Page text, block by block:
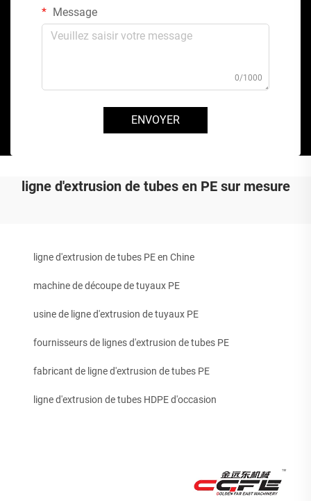
Message
0/1000
ENVOYER
ligne d'extrusion de tubes en PE sur mesure
ligne d'extrusion de tubes PE en Chine
machine de découpe de tuyaux PE
usine de ligne d'extrusion de tuyaux PE
fournisseurs de lignes d'extrusion de tubes PE
fabricant de ligne d'extrusion de tubes PE
ligne d'extrusion de tubes HDPE d'occasion